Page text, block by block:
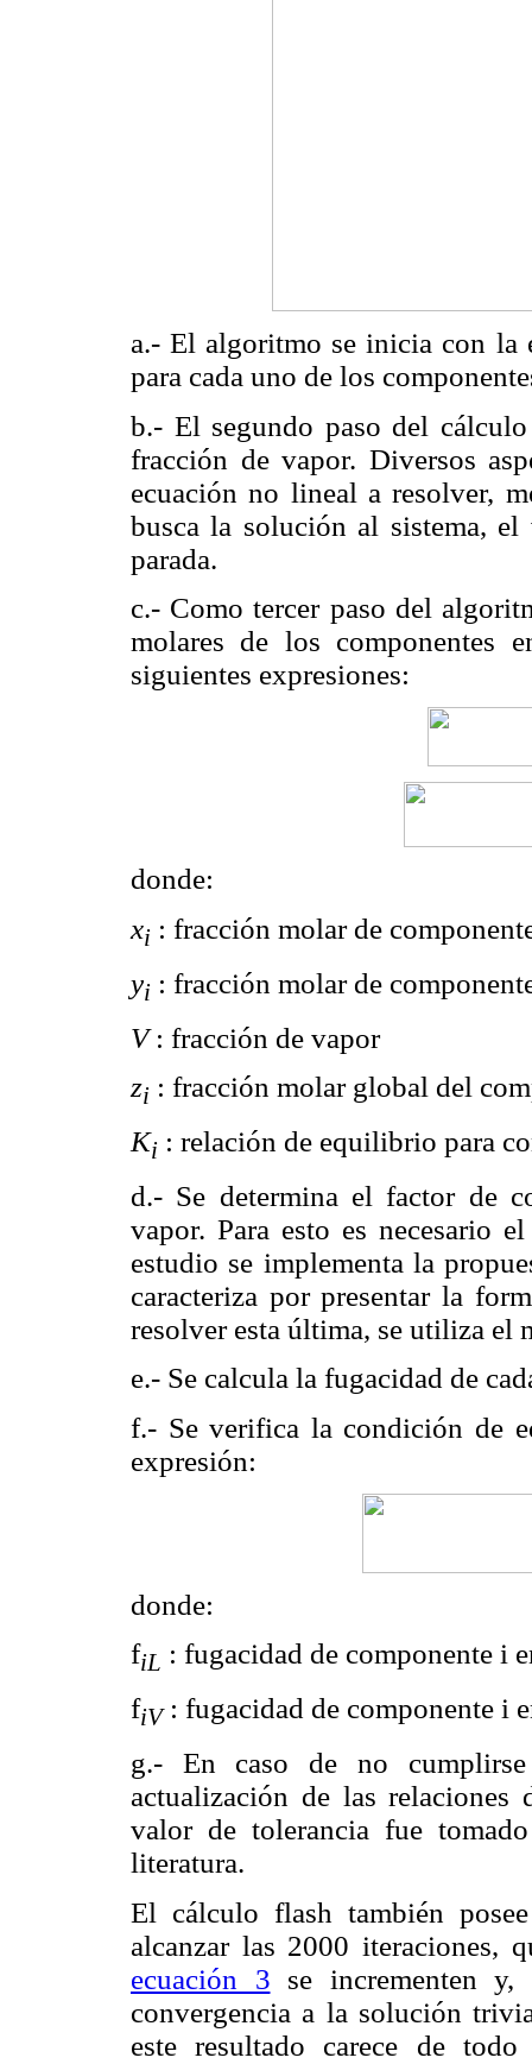
a.- El algoritmo se inicia con la
para cada uno de los
b.- El segundo paso del
fracción de vapor. Diversos
ecuación no lineal a resolver,
busca la solución al sistema,
parada.
c.- Como tercer paso del
molares de los componentes
siguientes expresiones:
donde:
xi : fracción molar de
yi : fracción molar de
V: fracción de vapor
zi : fracción molar global del
Ki : relación de equilibrio para
d.- Se determina el factor de
vapor. Para esto es necesario
estudio se implementa la
caracteriza por presentar la
resolver esta última, se utiliza el
e.- Se calcula la fugacidad de
f.- Se verifica la condición de
expresión:
donde:
fiL : fugacidad de componente i
fiV: fugacidad de componente i
g.- En caso de no
actualización de las
valor de tolerancia fue
literatura.
El cálculo flash también
alcanzar las 2000 iteraciones,
ecuación 3 se incrementen
convergencia a la solución
este resultado carece de